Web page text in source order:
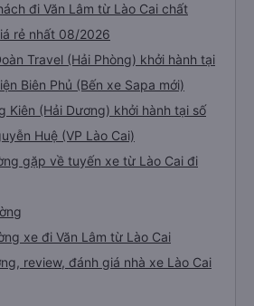
đi Văn Lâm từ Lào Cai chất
rẻ nhất 08/2026
Travel (Hải Phòng) khởi hành tại
Biên Phủ (Bến xe Sapa mới)
Kiên (Hải Dương) khởi hành tại số
Huệ (VP Lào Cai)
gặp về tuyến xe từ Lào Cai đi
xe đi Văn Lâm từ Lào Cai
review, đánh giá nhà xe Lào Cai